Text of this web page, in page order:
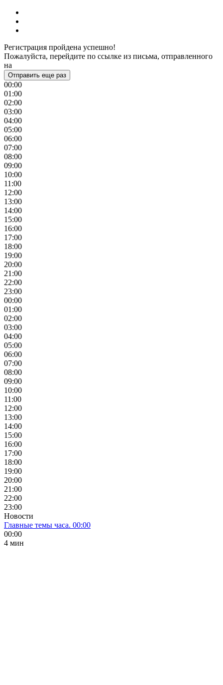
Регистрация пройдена успешно!
Пожалуйста, перейдите по ссылке из письма, отправленного
на
Отправить еще раз
00:00
01:00
02:00
03:00
04:00
05:00
06:00
07:00
08:00
09:00
10:00
11:00
12:00
13:00
14:00
15:00
16:00
17:00
18:00
19:00
20:00
21:00
22:00
23:00
00:00
01:00
02:00
03:00
04:00
05:00
06:00
07:00
08:00
09:00
10:00
11:00
12:00
13:00
14:00
15:00
16:00
17:00
18:00
19:00
20:00
21:00
22:00
23:00
Новости
Главные темы часа. 00:00
00:00
4 мин